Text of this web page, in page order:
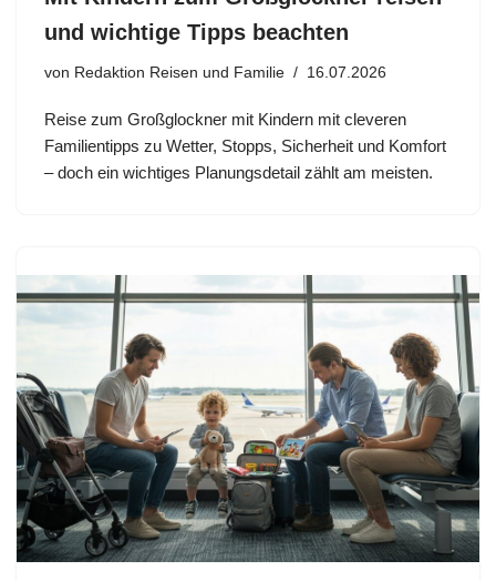
und wichtige Tipps beachten
von Redaktion Reisen und Familie 16.07.2026
Reise zum Großglockner mit Kindern mit cleveren
Familientipps zu Wetter, Stopps, Sicherheit und Komfort
– doch ein wichtiges Planungsdetail zählt am meisten.